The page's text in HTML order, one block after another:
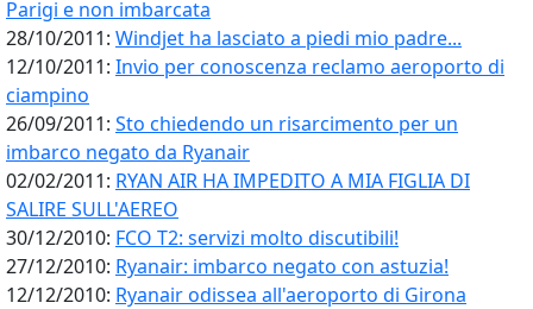
Parigi e non imbarcata
28/10/2011: Windjet ha lasciato a piedi mio padre...
12/10/2011: Invio per conoscenza reclamo aeroporto di
ciampino
26/09/2011: Sto chiedendo un risarcimento per un
imbarco negato da Ryanair
02/02/2011: RYAN AIR HA IMPEDITO A MIA FIGLIA DI
SALIRE SULL'AEREO
30/12/2010: FCO T2: servizi molto discutibili!
27/12/2010: Ryanair: imbarco negato con astuzia!
12/12/2010: Ryanair odissea all'aeroporto di Girona